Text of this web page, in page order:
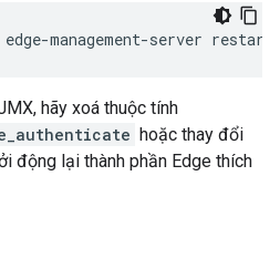
management-server restart
hãy xoá thuộc tính
hoặc thay đổi
động lại thành phần Edge thích